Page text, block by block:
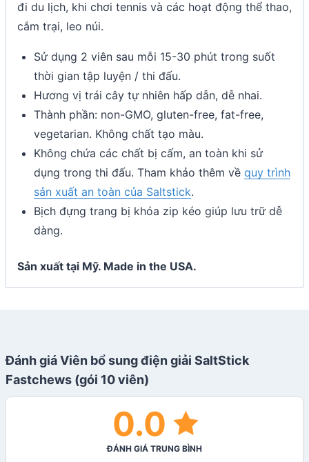
đi du lịch, khi chơi tennis và các hoạt động thể thao,
cắm trại, leo núi.
Sử dụng 2 viên sau mỗi 15-30 phút trong suốt
thời gian tập luyện / thi đấu.
Hương vị trái cây tự nhiên hấp dẫn, dễ nhai.
Thành phần: non-GMO, gluten-free, fat-free,
vegetarian. Không chất tạo màu.
Không chứa các chất bị cấm, an toàn khi sử
dụng trong thi đấu. Tham khảo thêm về quy trình
sản xuất an toàn của Saltstick.
Bịch đựng trang bị khóa zip kéo giúp lưu trữ dễ
dàng.
Sản xuất tại Mỹ. Made in the USA.
Đánh giá Viên bổ sung điện giải SaltStick
Fastchews (gói 10 viên)
0.0
ĐÁNH GIÁ TRUNG BÌNH